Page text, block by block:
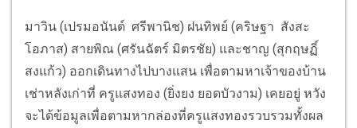
มาวิน (เปรมอนันต์ ศรีพานิช) ฝนทิพย์ (คริษฐา สังสะ
โอภาส) สายพิณ (ศรันฉัตร์ มิตรชัย) และชาญ (สุกฤษฏิ์
สงแก้ว) ออกเดินทางไปบางแสน เพื่อตามหาเจ้าของบ้าน
เช่าหลังเก่าที่ ครูแสงทอง (ยิ่งยง ยอดบัวงาม) เคยอยู่ หวัง
จะได้ข้อมูลเพื่อตามหากล่องที่ครูแสงทองรวบรวมทั้งผล